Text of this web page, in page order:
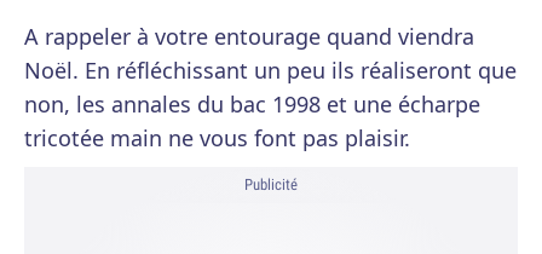
A rappeler à votre entourage quand viendra
Noël. En réfléchissant un peu ils réaliseront que
non, les annales du bac 1998 et une écharpe
tricotée main ne vous font pas plaisir.
Publicité